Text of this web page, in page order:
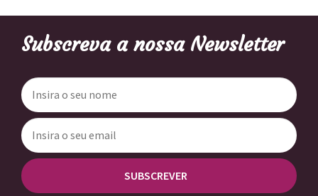
Subscreva a nossa Newsletter